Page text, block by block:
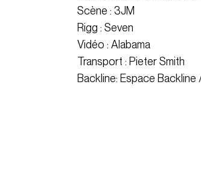
Scène : 3JM
Rigg : Seven
Vidéo : Alabama
Transport : Pieter Smith
Backline: Espace